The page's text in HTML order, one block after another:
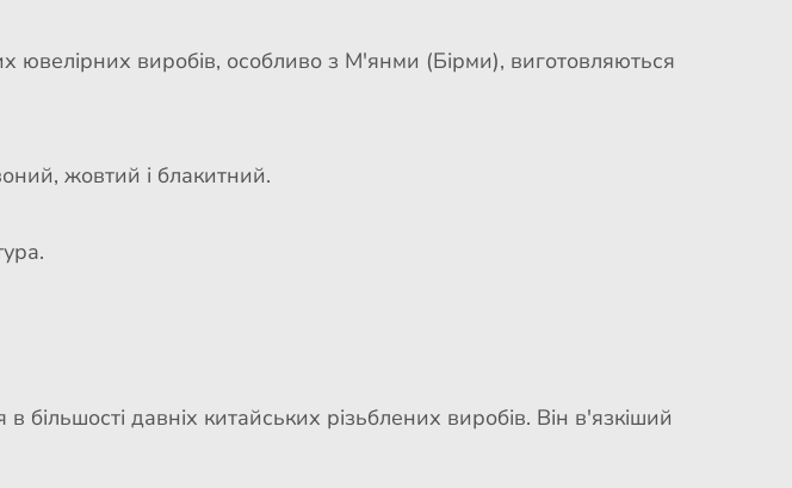
ювелірних виробів, особливо з М'янми (Бірми), виготовляються
жовтий і блакитний.
давніх китайських різьблених виробів. Він в'язкіший